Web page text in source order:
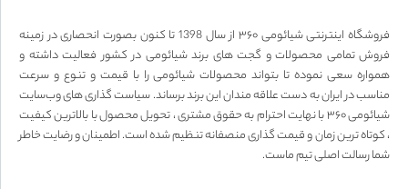
فروشگاه اینترنتی شیائومی ۳۶۰ از سال 1398 تا کنون بصورت انحصاری در زمینه
فروش تمامی محصولات و گجت های برند شیائومی در کشور فعالیت داشته و
همواره سعی نموده تا بتواند محصولات شیائومی را با قیمت و تنوع و سرعت
مناسب در ایران به دست علاقه مندان این برند برساند. سیاست گذاری های وب‌سایت
شیائومی ۳۶۰ با نهایت احترام به حقوق مشتری ، تحویل محصول با بالاترین کیفیت
، کوتاه ترین زمان و قیمت گذاری منصفانه تنظیم شده است. اطمینان و رضایت خاطر
شما رسالت اصلی تیم ماست.